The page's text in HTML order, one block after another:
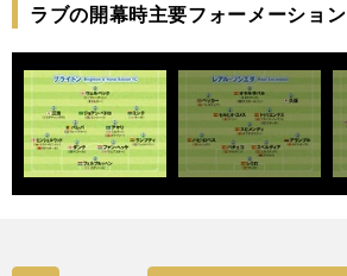
ラブの開幕時主要フォーメーション